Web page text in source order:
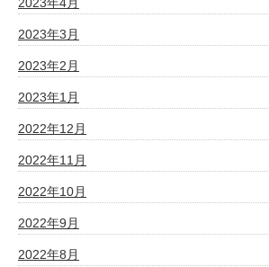
2023年3月
2023年2月
2023年1月
2022年12月
2022年11月
2022年10月
2022年9月
2022年8月